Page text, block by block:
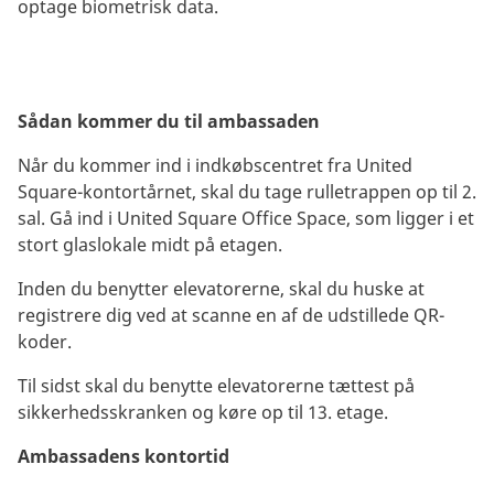
optage biometrisk data.
Sådan kommer du til ambassaden
Når du kommer ind i indkøbscentret fra United
Square-kontortårnet, skal du tage rulletrappen op til 2.
sal. Gå ind i United Square Office Space, som ligger i et
stort glaslokale midt på etagen.
Inden du benytter elevatorerne, skal du huske at
registrere dig ved at scanne en af de udstillede QR-
koder.
Til sidst skal du benytte elevatorerne tættest på
sikkerhedsskranken og køre op til 13. etage.
Ambassadens kontortid